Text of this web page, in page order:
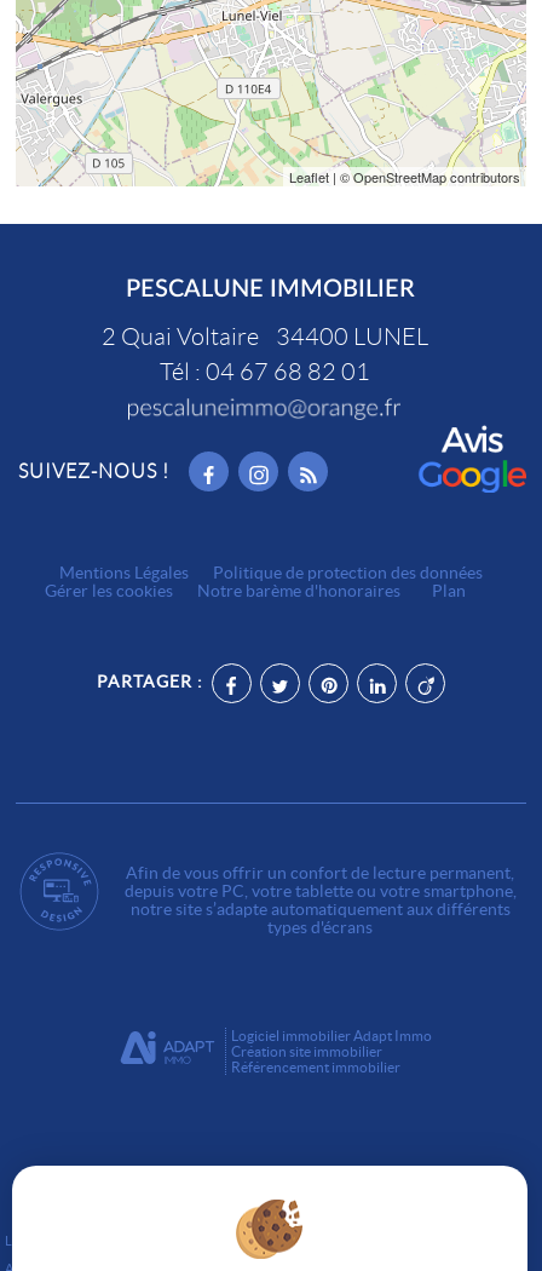
Leaflet| © OpenStreetMap contributors
PESCALUNE IMMOBILIER
2 Quai Voltaire 34400 LUNEL
Tél : 04 67 68 82 01
SUIVEZ-NOUS !
Mentions Légales
Politique de protection des données
Gérer les cookies
Notre barème d'honoraires Plan
PARTAGER :
Afin de vous offrir un confort de lecture permanent,
depuis votre PC, votre tablette ou votre smartphone,
notre site s’adapte automatiquement aux différents
types d'écrans
Logiciel immobilier Adapt Immo
Création site immobilier
Référencement immobilier
Lunel (34400)
Aujargues (30250)